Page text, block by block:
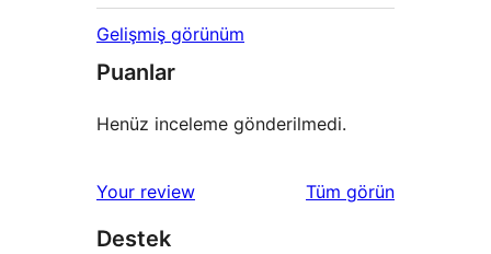
Gelişmiş görünüm
Puanlar
Henüz inceleme gönderilmedi.
Your review Tüm değerlendirmeleri
görün
Destek